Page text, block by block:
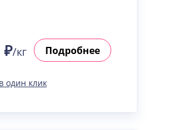
₽/кг Подробнее
один клик